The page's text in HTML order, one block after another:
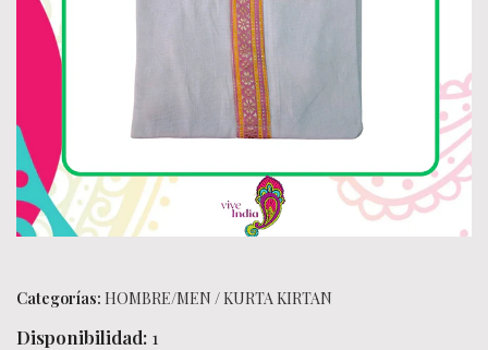
Categorías: HOMBRE/MEN /KURTA KIRTAN
Disponibilidad: 1